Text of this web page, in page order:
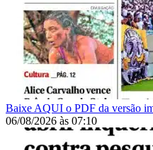
Baixe AQUI o PDF da versão
06/08/2026 às 07:10